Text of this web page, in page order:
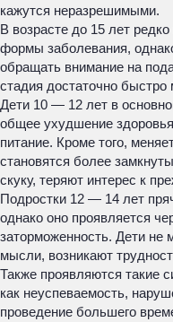
кажутся неразрешимыми.
В возрасте до 15 лет
формы заболевания,
обращать внимание на
стадия достаточно
Дети 10 — 12 лет в
общее ухудшение
питание. Кроме того,
становятся более
скуку, теряют интерес к
Подростки 12 — 14 лет
однако оно проявляется
заторможенность. Дети не
мысли, возникают
Также проявляются такие
как неуспеваемость,
проведение большего